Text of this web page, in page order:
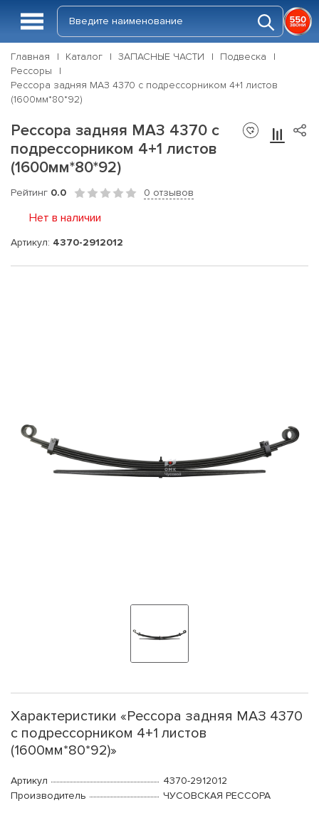
Главная Каталог ЗАПАСНЫЕ ЧАСТИ
Подвеска
Рессоры
Рессора задняя МАЗ 4370 с подрессорником 4+1 листов
(1600мм*80*92)
Рессора задняя МАЗ 4370 с
подрессорником 4+1 листов
(1600мм*80*92)
Рейтинг 0.0 0 отзывов
Нет в наличии
Артикул: 4370-2912012
Характеристики «Рессора задняя МАЗ 4370
с подрессорником 4+1 листов
(1600мм*80*92)»
Артикул
4370-2912012
Производитель
ЧУСОВСКАЯ РЕССОРА